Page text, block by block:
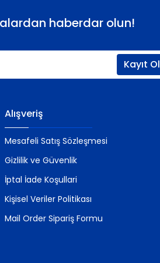
haberdar olun!
Kayıt Ol
Alışveriş
Mesafeli Satış Sözleşmesi
Gizlilik ve Güvenlik
İptal İade Koşullari
Kişisel Veriler Politikası
Mail Order Sipariş Formu